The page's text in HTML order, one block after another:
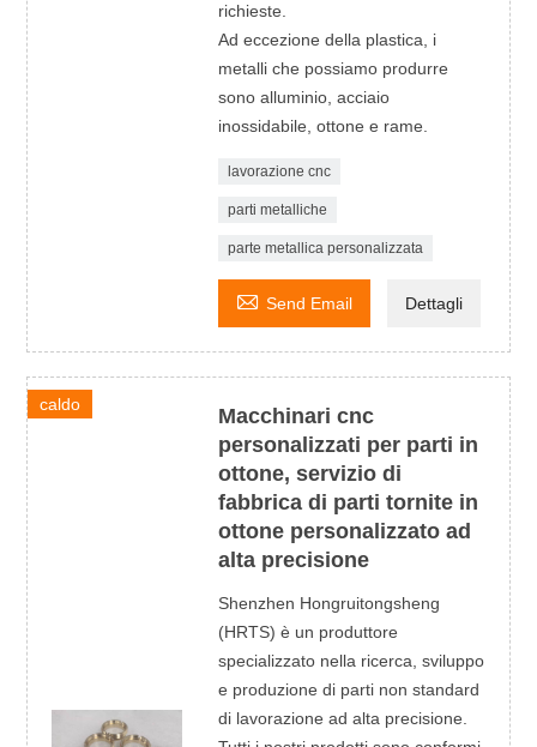
richieste.
Ad eccezione della plastica, i
metalli che possiamo produrre
sono alluminio, acciaio
inossidabile, ottone e rame.
lavorazione cnc
parti metalliche
parte metallica personalizzata
 Send Email Dettagli
caldo
Macchinari cnc
personalizzati per parti in
ottone, servizio di
fabbrica di parti tornite in
ottone personalizzato ad
alta precisione
Shenzhen Hongruitongsheng
(HRTS) è un produttore
specializzato nella ricerca, sviluppo
e produzione di parti non standard
di lavorazione ad alta precisione.